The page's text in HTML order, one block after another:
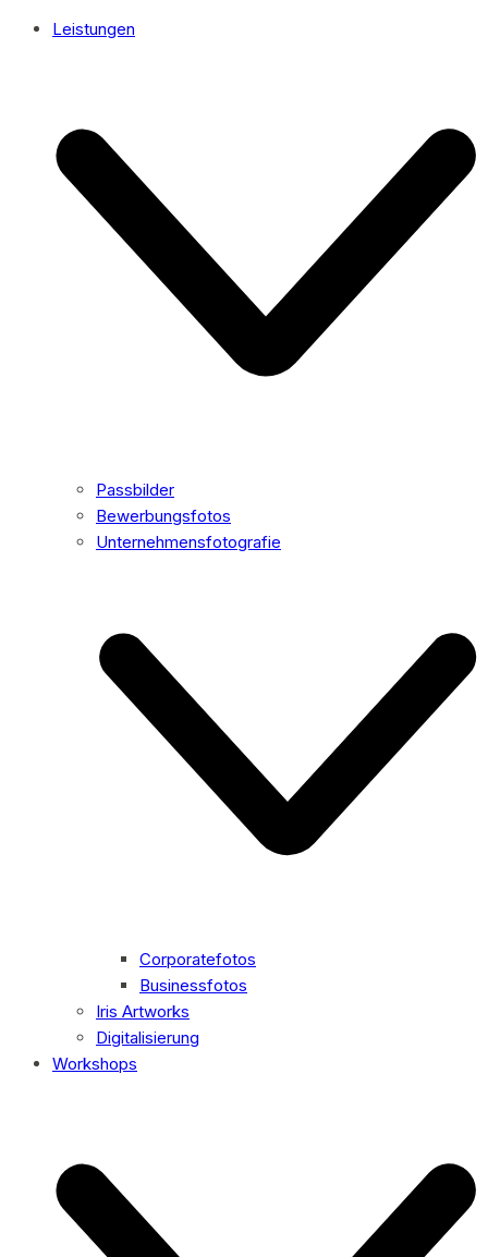
Leistungen
Passbilder
Bewerbungsfotos
Unternehmensfotografie
Corporatefotos
Businessfotos
Iris Artworks
Digitalisierung
Workshops